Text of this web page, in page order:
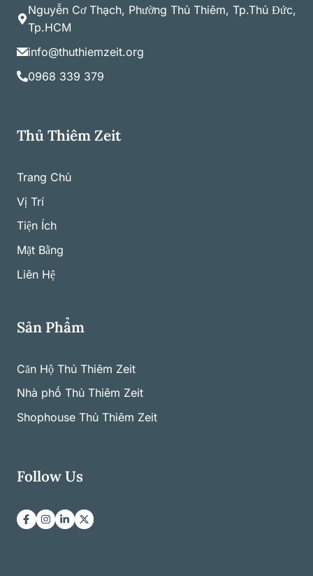
Nguyễn Cơ Thạch, Phường Thủ Thiêm, Tp.Thủ Đức,
Tp.HCM
info@thuthiemzeit.org
0968 339 379
Thủ Thiêm Zeit
Trang Chủ
Vị Trí
Tiện Ích
Mặt Bằng
Liên Hệ
Sản Phẩm
Căn Hộ Thủ Thiêm Zeit
Nhà phố Thủ Thiêm Zeit
Shophouse Thủ Thiêm Zeit
Follow Us